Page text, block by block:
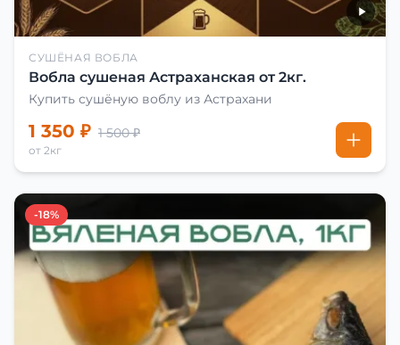
СУШЁНАЯ ВОБЛА
Вобла сушеная Астраханская от 2кг.
Купить сушёную воблу из Астрахани
1 350 ₽ 1 500 ₽
от 2кг
-18%